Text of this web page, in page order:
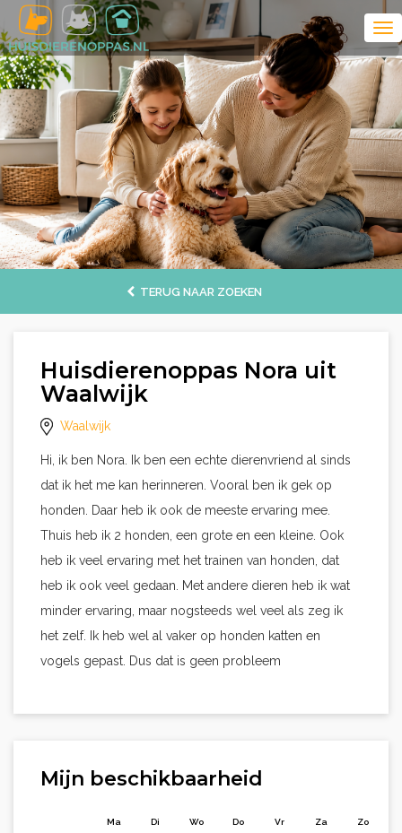
TERUG NAAR ZOEKEN
Huisdierenoppas Nora uit
Waalwijk
Waalwijk
Hi, ik ben Nora. Ik ben een echte dierenvriend al sinds
dat ik het me kan herinneren. Vooral ben ik gek op
honden. Daar heb ik ook de meeste ervaring mee.
Thuis heb ik 2 honden, een grote en een kleine. Ook
heb ik veel ervaring met het trainen van honden, dat
heb ik ook veel gedaan. Met andere dieren heb ik wat
minder ervaring, maar nogsteeds wel veel als zeg ik
het zelf. Ik heb wel al vaker op honden katten en
vogels gepast. Dus dat is geen probleem
Mijn beschikbaarheid
Ma Di Wo Do Vr Za Zo